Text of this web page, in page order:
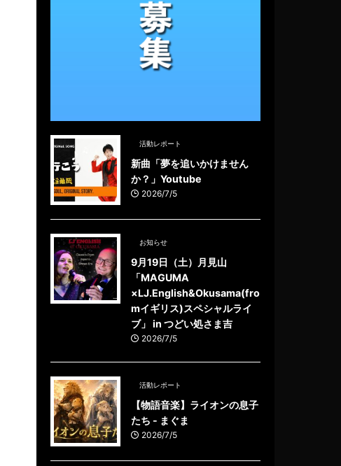
活動レポート
新曲「夢を追いかけません
か？」Youtube
2026/7/5
お知らせ
9月19日（土）月見山
「MAGUMA
×LJ.English&Okusama(fro
mイギリス)スペシャルライ
ブ」 in つどい処さま吉
2026/7/5
活動レポート
【物語音楽】ライオンの息子
たち - まぐま
2026/7/5